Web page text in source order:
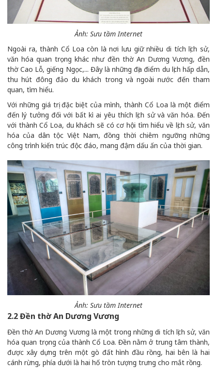
Ảnh: Sưu tầm Internet
Ngoài ra, thành Cổ Loa còn là nơi lưu giữ nhiều di tích lịch sử,
văn hóa quan trọng khác như đền thờ An Dương Vương, đền
thờ Cao Lỗ, giếng Ngọc,... Đây là những địa điểm du lịch hấp dẫn,
thu hút đông đảo du khách trong và ngoài nước đến tham
quan, tìm hiểu.
Với những giá trị đặc biệt của mình, thành Cổ Loa là một điểm
đến lý tưởng đối với bất kì ai yêu thích lịch sử và văn hóa. Đến
với thành Cổ Loa, du khách sẽ có cơ hội tìm hiểu về lịch sử, văn
hóa của dân tộc Việt Nam, đồng thời chiêm ngưỡng những
công trình kiến trúc độc đáo, mang đậm dấu ấn của thời gian.
Ảnh: Sưu tầm Internet
2.2 Đền thờ An Dương Vương
Đền thờ An Dương Vương là một trong những di tích lịch sử, văn
hóa quan trọng của thành Cổ Loa. Đền nằm ở trung tâm thành,
được xây dựng trên một gò đất hình đầu rồng, hai bên là hai
cánh rừng, phía dưới là hai hố tròn tượng trưng cho mắt rồng.